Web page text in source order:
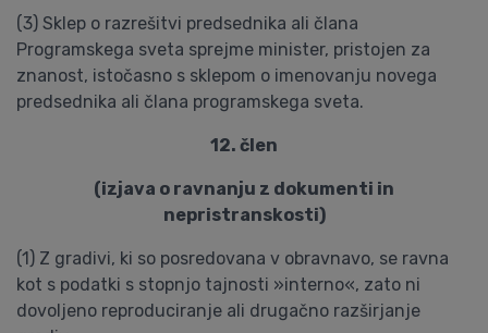
(3) Sklep o razrešitvi predsednika ali člana
Programskega sveta sprejme minister, pristojen za
znanost, istočasno s sklepom o imenovanju novega
predsednika ali člana programskega sveta.
12. člen
(izjava o ravnanju z dokumenti in
nepristranskosti)
(1) Z gradivi, ki so posredovana v obravnavo, se ravna
kot s podatki s stopnjo tajnosti »interno«, zato ni
dovoljeno reproduciranje ali drugačno razširjanje